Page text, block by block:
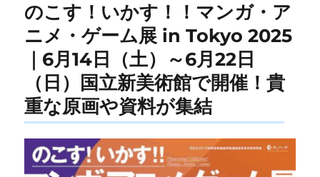
のこす！いかす！！マンガ・ア
ニメ・ゲーム展 in Tokyo 2025
｜6月14日（土）～6月22日
（日）国立新美術館で開催！貴
重な原画や資料が集結